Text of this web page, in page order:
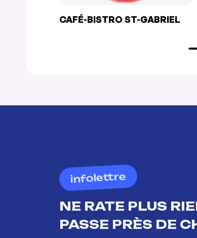
CAFÉ-BISTRO ST-GABRIEL
infolettre
NE RATE PLUS
PASSE PRÈS DE